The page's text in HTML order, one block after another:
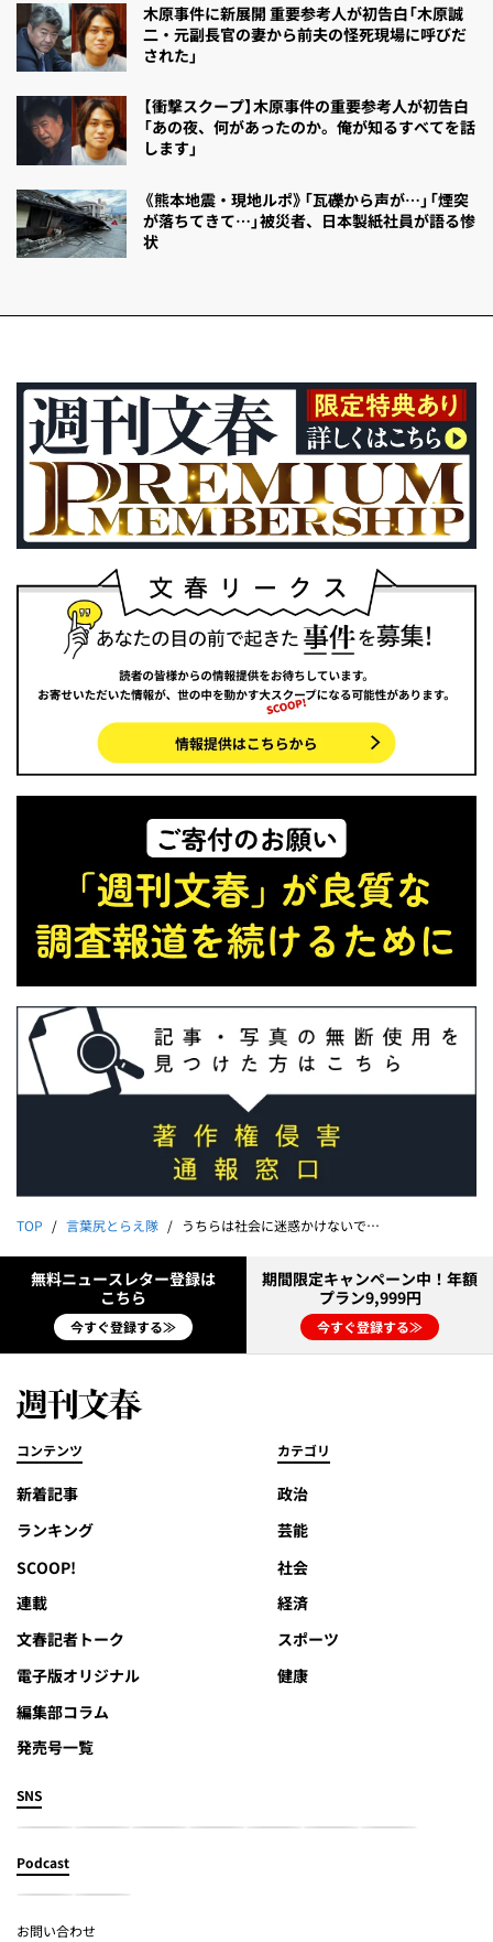
木原事件に新展開 重要参考人が初告白「木原誠
二・元副長官の妻から前夫の怪死現場に呼びだ
された」
【衝撃スクープ】木原事件の重要参考人が初告白
「あの夜、何があったのか。俺が知るすべてを話
します」
《熊本地震・現地ルポ》「瓦礫から声が…」「煙突
が落ちてきて…」被災者、日本製紙社員が語る惨
状
TOP 言葉尻とらえ隊 うちらは社会に迷惑かけないでおこうねー（遠野なぎこ）｜能町みね子
無料ニュースレター登録は
こちら
今すぐ登録する≫
期間限定キャンペーン中！年額
プラン9,999円
今すぐ登録する≫
コンテンツ
新着記事
ランキング
SCOOP!
連載
文春記者トーク
電子版オリジナル
編集部コラム
発売号一覧
カテゴリ
政治
芸能
社会
経済
スポーツ
健康
SNS
Podcast
お問い合わせ